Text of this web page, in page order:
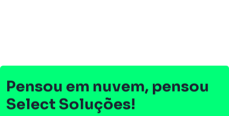
Pensou em nuvem, pensou
Select Soluções!